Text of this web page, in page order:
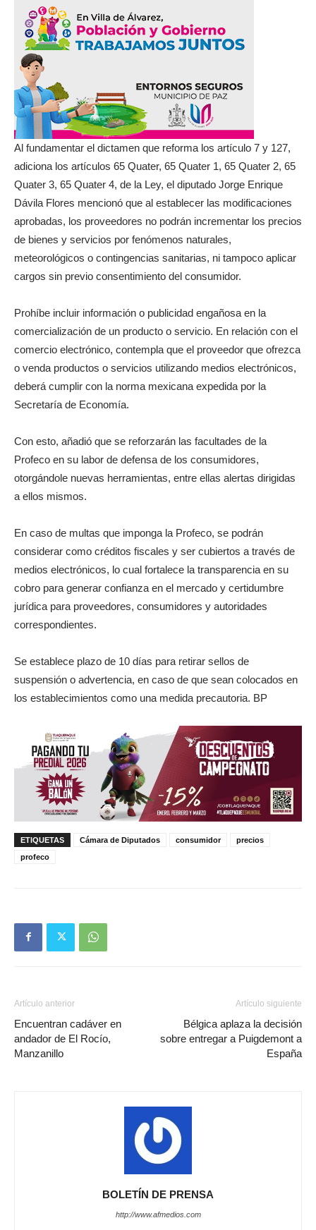
Al fundamentar el dictamen que reforma los artículo 7 y 127,
adiciona los artículos 65 Quater, 65 Quater 1, 65 Quater 2, 65
Quater 3, 65 Quater 4, de la Ley, el diputado Jorge Enrique
Dávila Flores mencionó que al establecer las modificaciones
aprobadas, los proveedores no podrán incrementar los precios
de bienes y servicios por fenómenos naturales,
meteorológicos o contingencias sanitarias, ni tampoco aplicar
cargos sin previo consentimiento del consumidor.
Prohíbe incluir información o publicidad engañosa en la
comercialización de un producto o servicio. En relación con el
comercio electrónico, contempla que el proveedor que ofrezca
o venda productos o servicios utilizando medios electrónicos,
deberá cumplir con la norma mexicana expedida por la
Secretaría de Economía.
Con esto, añadió que se reforzarán las facultades de la
Profeco en su labor de defensa de los consumidores,
otorgándole nuevas herramientas, entre ellas alertas dirigidas
a ellos mismos.
En caso de multas que imponga la Profeco, se podrán
considerar como créditos fiscales y ser cubiertos a través de
medios electrónicos, lo cual fortalece la transparencia en su
cobro para generar confianza en el mercado y certidumbre
jurídica para proveedores, consumidores y autoridades
correspondientes.
Se establece plazo de 10 días para retirar sellos de
suspensión o advertencia, en caso de que sean colocados en
los establecimientos como una medida precautoria. BP
ETIQUETAS Cámara de Diputados consumidor
precios
profeco
Artículo anterior
Encuentran cadáver en
andador de El Rocío,
Manzanillo
Artículo siguiente
Bélgica aplaza la decisión
sobre entregar a Puigdemont a
España
BOLETÍN DE PRENSA
http://www.afmedios.com